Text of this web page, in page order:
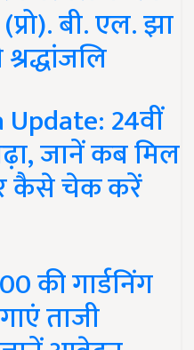
बी. एल. झा
24वीं
जानें कब मिल
कैसे चेक करें
की गार्डनिंग
ताजी